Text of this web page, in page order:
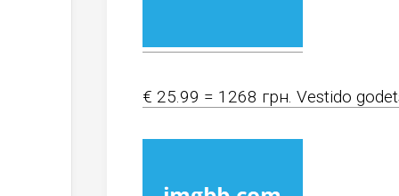
€ 25.99 = 1268 грн. Vestido